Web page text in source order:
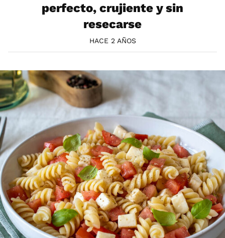
perfecto, crujiente y sin
resecarse
HACE 2 AÑOS